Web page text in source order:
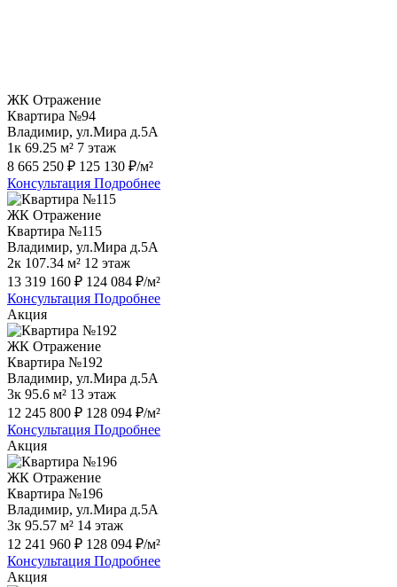
ЖК Отражение
Квартира №94
Владимир, ул.Мира д.5А
1к 69.25 м² 7 этаж
8 665 250 ₽ 125 130 ₽/м²
Консультация Подробнее
ЖК Отражение
Квартира №115
Владимир, ул.Мира д.5А
2к 107.34 м² 12 этаж
13 319 160 ₽ 124 084 ₽/м²
Консультация Подробнее
Акция
ЖК Отражение
Квартира №192
Владимир, ул.Мира д.5А
3к 95.6 м² 13 этаж
12 245 800 ₽ 128 094 ₽/м²
Консультация Подробнее
Акция
ЖК Отражение
Квартира №196
Владимир, ул.Мира д.5А
3к 95.57 м² 14 этаж
12 241 960 ₽ 128 094 ₽/м²
Консультация Подробнее
Акция